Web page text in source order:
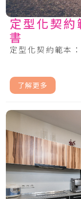
定型化契
書
定型化契約範本
了解更多